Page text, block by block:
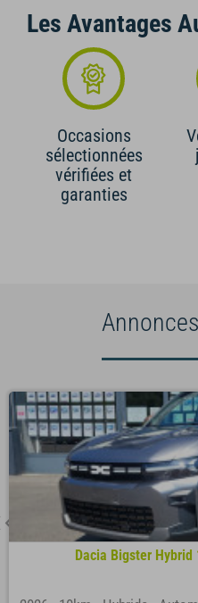
Les Avantages
Occasions
sélectionnées
vérifiées et
garanties
Dacia Bigster